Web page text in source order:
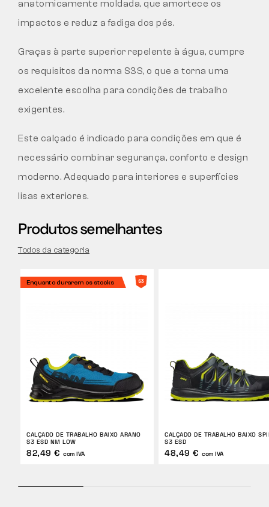
anatomicamente moldada, que amortece os
impactos e reduz a fadiga dos pés.
Graças à parte superior repelente à água, cumpre
os requisitos da norma S3S, o que a torna uma
excelente escolha para condições de trabalho
exigentes.
Este calçado é indicado para condições em que é
necessário combinar segurança, conforto e design
moderno. Adequado para interiores e superfícies
lisas exteriores.
Produtos semelhantes
Todos da categoria
Enquanto durarem os stocks
CALÇADO DE TRABALHO BAIXO ARANO
S3 ESD NM LOW
82,49 € com IVA
CALÇADO DE TRABALHO BAIXO
S3 ESD
48,49 € com IVA